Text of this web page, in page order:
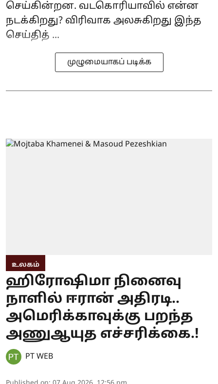
செய்கின்றன. வடகொரியாவில் என்ன
நடக்கிறது? விரிவாக அலசுகிறது இந்த
செய்தித் ...
முழுமையாகப் படிக்க
உலகம்
ஹிரோஷிமா நினைவு
நாளில் ஈரான் அதிரடி..
அமெரிக்காவுக்கு பறந்த
அணுஆயுத எச்சரிக்கை.!
PT WEB